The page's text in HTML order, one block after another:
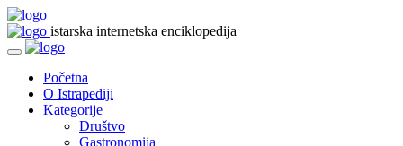
istarska internetska enciklopedija
Početna
O Istrapediji
Kategorije
Društvo
Gastronomija